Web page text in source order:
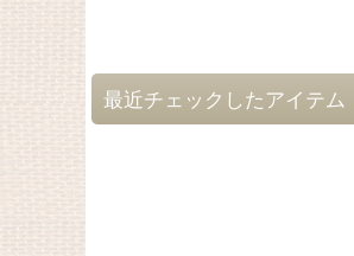
最近チェックしたアイテム